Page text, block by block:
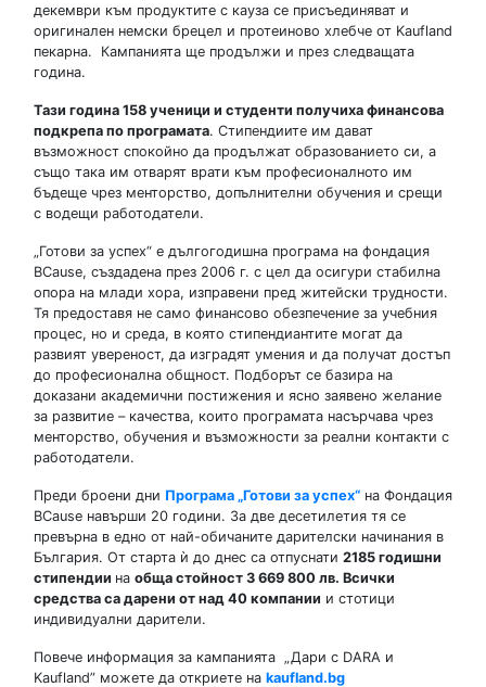
декември към продуктите с кауза се присъединяват и
oригинален немски брецел и протеиново хлебче от Kaufland
пекарна. Кампанията ще продължи и през следващата
година.
Тази година 158 ученици и студенти получиха финансова
подкрепа по програмата. Стипендиите им дават
възможност спокойно да продължат образованието си, а
също така им отварят врати към професионалното им
бъдеще чрез менторство, допълнителни обучения и срещи
с водещи работодатели.
„Готови за успех“ е дългогодишна програма на фондация
BCause, създадена през 2006 г. с цел да осигури стабилна
опора на млади хора, изправени пред житейски трудности.
Тя предоставя не само финансово обезпечение за учебния
процес, но и среда, в която стипендиантите могат да
развият увереност, да изградят умения и да получат достъп
до професионална общност. Подборът се базира на
доказани академични постижения и ясно заявено желание
за развитие – качества, които програмата насърчава чрез
менторство, обучения и възможности за реални контакти с
работодатели.
Преди броени дни Програма „Готови за успех“ на Фондация
BCause навърши 20 години. За две десетилетия тя се
превърна в едно от най-обичаните дарителски начинания в
България. От старта ѝ до днес са отпуснати 2185 годишни
стипендии на обща стойност 3 669 800 лв. Всички
средства са дарени от над 40 компании и стотици
индивидуални дарители.
Повече информация за кампанията „Дари с DARA и
Kaufland” можете да откриете на kaufland.bg